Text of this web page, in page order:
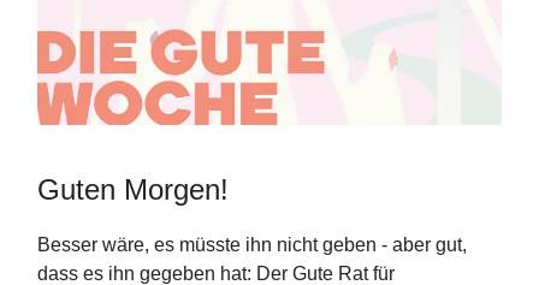
Guten Morgen!
Besser wäre, es müsste ihn nicht geben - aber gut,
dass es ihn gegeben hat: Der Gute Rat für